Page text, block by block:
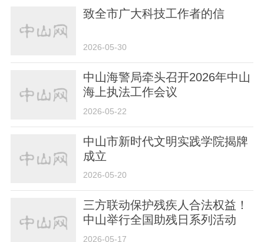
致全市广大科技工作者的信
2026-05-30
中山海警局牵头召开2026年中山
海上执法工作会议
2026-05-22
中山市新时代文明实践学院揭牌
成立
2026-05-20
三方联动保护残疾人合法权益！
中山举行全国助残日系列活动
2026-05-17